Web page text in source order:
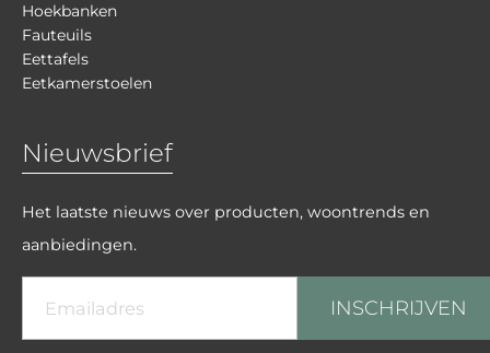
Hoekbanken
Fauteuils
Eettafels
Eetkamerstoelen
Nieuwsbrief
Het laatste nieuws over producten, woontrends en
aanbiedingen.
INSCHRIJVEN